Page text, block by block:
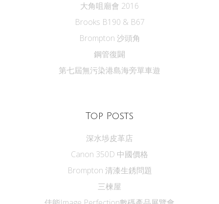
大角咀廟會 2016
Brooks B190 & B67
Brompton 沙頭角
鋼管復闢
第七屆無污染港島海旁單車遊
Top Posts
深水埗皮革店
Canon 350D 中國價格
Brompton 清漆生銹問題
三楝屋